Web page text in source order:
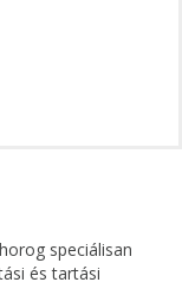
speciálisan
és tartási